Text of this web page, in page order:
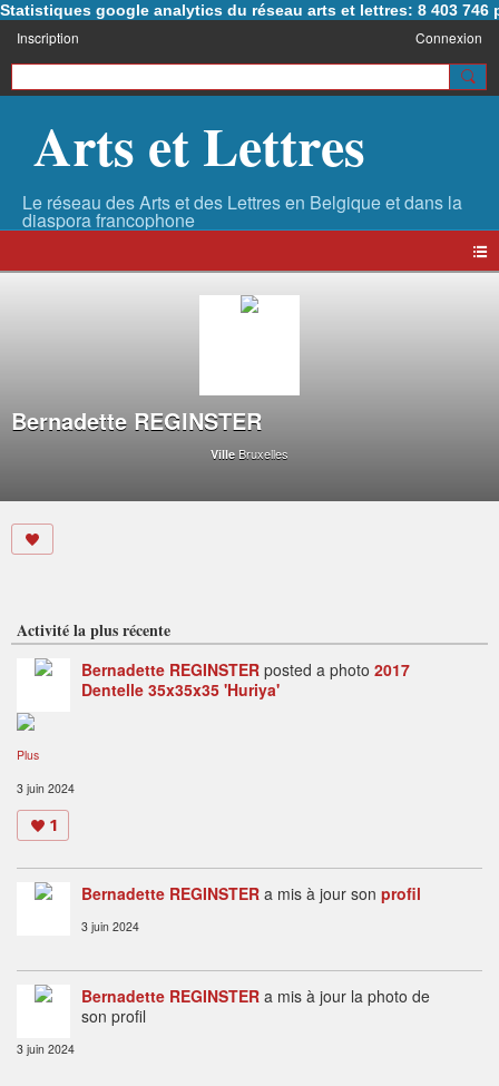
Statistiques google analytics du réseau arts et lettres: 8 403 746
Inscription Connexion
Arts et Lettres
Bernadette REGINSTER
Ville Bruxelles
Activité la plus récente
Bernadette REGINSTER posted a photo 2017
Dentelle 35x35x35 'Huriya'
Plus
3 juin 2024
1
Bernadette REGINSTER a mis à jour son profil
3 juin 2024
Bernadette REGINSTER a mis à jour la photo de
son profil
3 juin 2024